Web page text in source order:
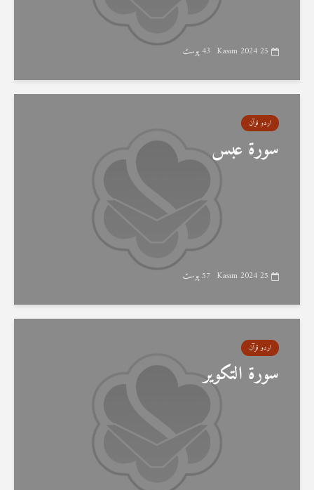
25 Kasım 2024 43 پوسٹ
اردو قرآن
سورۃ عبس
25 Kasım 2024 57 پوسٹ
اردو قرآن
سورۃ التکویر